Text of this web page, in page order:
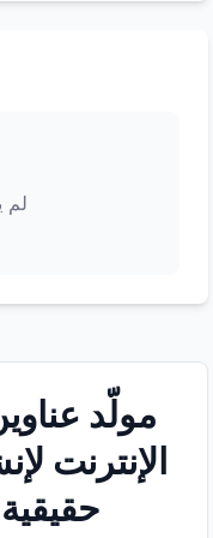
لم
مولّد
الإنترنت